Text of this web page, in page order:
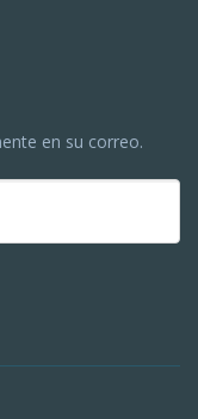
en su correo.